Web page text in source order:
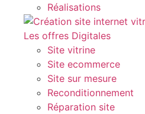
Réalisations
Les offres Digitales
Site vitrine
Site ecommerce
Site sur mesure
Reconditionnement
Réparation site